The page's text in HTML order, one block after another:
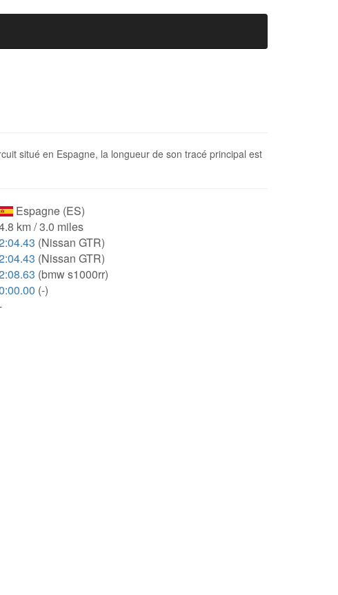
situé en Espagne, la longueur de son tracé principal est
Espagne (ES)
km / 3.0 miles
(Nissan GTR)
(Nissan GTR)
(bmw s1000rr)
(-)